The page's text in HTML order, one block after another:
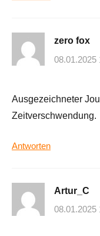
zero fox
08.01.2025
Ausgezeichneter
Zeitverschwendung.
Antworten
Artur_C
08.01.2025